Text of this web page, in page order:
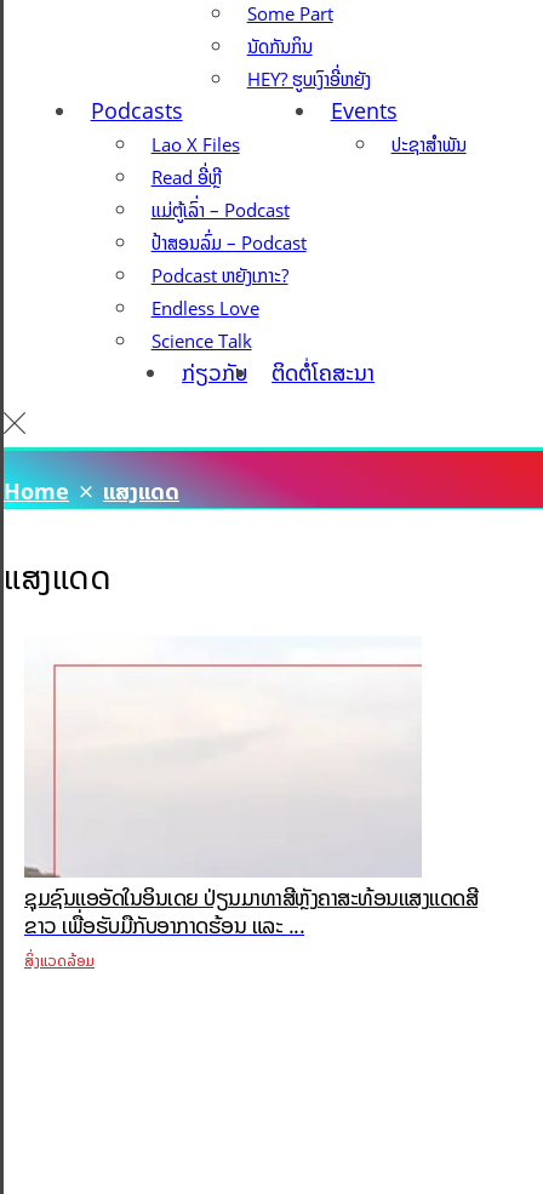
Some Part
ນັດກັນກິນ
HEY? ຮູບເງົາອີ່ຫຍັງ
Podcasts
Lao X Files
Read ອີ່ຫຼີ
ແມ່ຕູ້ເລົ່າ – Podcast
ປ້າສອນລົ່ມ – Podcast
Podcast ຫຍັງເກາະ?
Endless Love
Science Talk
Events
ປະຊາສຳພັນ
ກ່ຽວກັບ ຕິດຕໍ່ໂຄສະນາ
Home ແສງແດດ
ແສງແດດ
ຊຸມຊົນແອອັດໃນອິນເດຍ ປ່ຽນມາທາສີຫຼັງຄາສະທ້ອນແສງແດດສີ
ຂາວ ເພື່ອຮັບມືກັບອາກາດຮ້ອນ ແລະ ...
ສິ່ງແວດລ້ອມ